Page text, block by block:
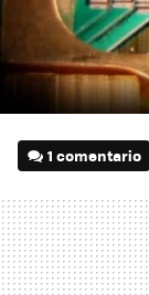
1 comentario